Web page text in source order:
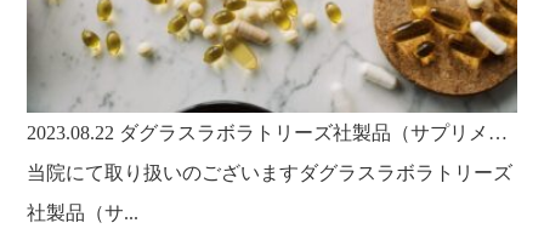
2023.08.22 ダグラスラボラトリーズ社製品（サプリメント）の仕様変更に関するお知らせ
当院にて取り扱いのございますダグラスラボラトリーズ
社製品（サ...